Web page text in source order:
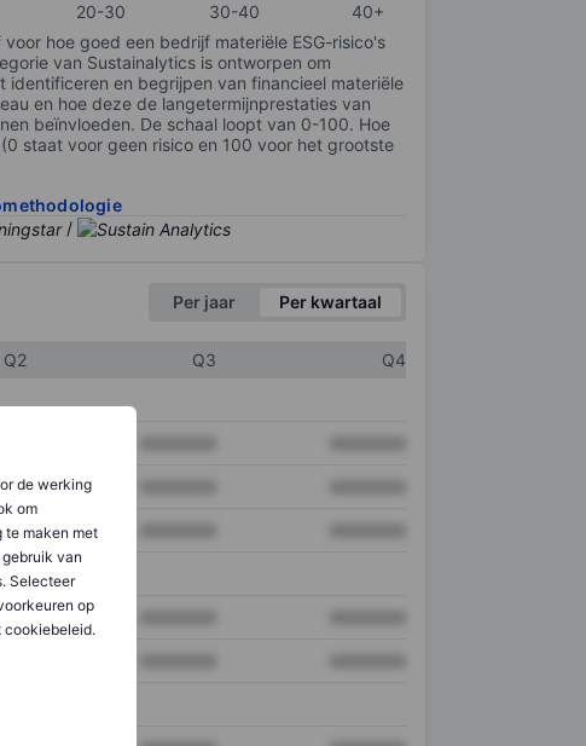
de werking
om
te maken met
van
Selecteer
op
cookiebeleid.
20-30 30-40
40+
voor hoe goed een bedrijf materiële ESG-risico's
van Sustainalytics is ontworpen om
identificeren en begrijpen van financieel materiële
en hoe deze de langetermijnprestaties van
beïnvloeden. De schaal loopt van 0-100. Hoe
staat voor geen risico en 100 voor het grootste
/
Per jaar Per kwartaal
Q2 Q3
Q4